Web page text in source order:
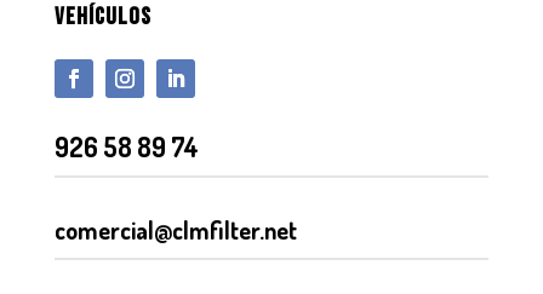
VEHÍCULOS
926 58 89 74
comercial@clmfilter.net